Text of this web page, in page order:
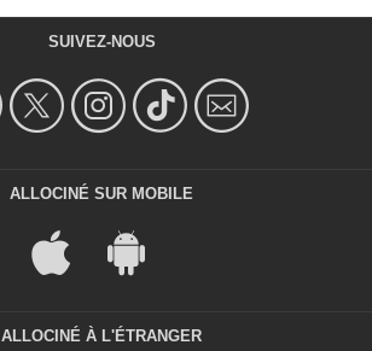
SUIVEZ-NOUS
ALLOCINÉ SUR MOBILE
ALLOCINÉ À L'ÉTRANGER